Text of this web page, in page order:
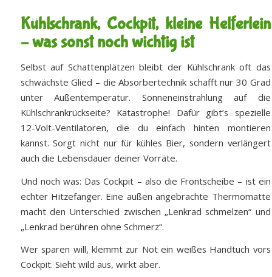
Kühlschrank, Cockpit, kleine Helferlein
– was sonst noch wichtig ist
Selbst auf Schattenplätzen bleibt der Kühlschrank oft das
schwächste Glied – die Absorbertechnik schafft nur 30 Grad
unter Außentemperatur. Sonneneinstrahlung auf die
Kühlschrankrückseite? Katastrophe! Dafür gibt’s spezielle
12-Volt-Ventilatoren, die du einfach hinten montieren
kannst. Sorgt nicht nur für kühles Bier, sondern verlängert
auch die Lebensdauer deiner Vorräte.
Und noch was: Das Cockpit – also die Frontscheibe – ist ein
echter Hitzefänger. Eine außen angebrachte Thermomatte
macht den Unterschied zwischen „Lenkrad schmelzen“ und
„Lenkrad berühren ohne Schmerz“.
Wer sparen will, klemmt zur Not ein weißes Handtuch vors
Cockpit. Sieht wild aus, wirkt aber.